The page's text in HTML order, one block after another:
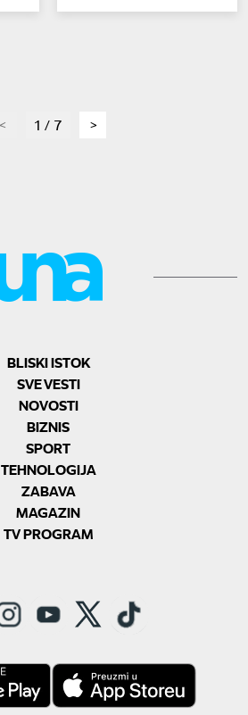
page1 / 7 page
BLISKI ISTOK
SVE VESTI
NOVOSTI
BIZNIS
SPORT
TEHNOLOGIJA
ZABAVA
MAGAZIN
TV PROGRAM